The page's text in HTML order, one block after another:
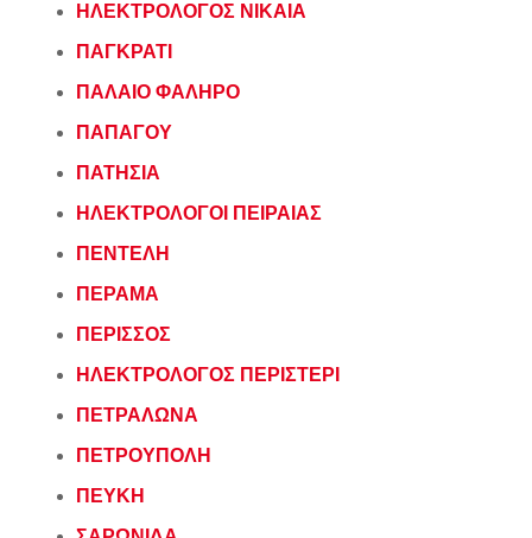
ΗΛΕΚΤΡΟΛΟΓΟΣ ΝΙΚΑΙΑ
ΠΑΓΚΡΑΤΙ
ΠΑΛΑΙΟ ΦΑΛΗΡΟ
ΠΑΠΑΓΟΥ
ΠΑΤΗΣΙΑ
ΗΛΕΚΤΡΟΛΟΓΟΙ ΠΕΙΡΑΙΑΣ
ΠΕΝΤΕΛΗ
ΠΕΡΑΜΑ
ΠΕΡΙΣΣΟΣ
ΗΛΕΚΤΡΟΛΟΓΟΣ ΠΕΡΙΣΤΕΡΙ
ΠΕΤΡΑΛΩΝΑ
ΠΕΤΡΟΥΠΟΛΗ
ΠΕΥΚΗ